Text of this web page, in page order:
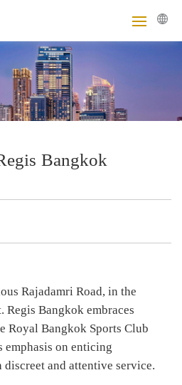
Bangkok
Rajadamri Road, in the
Regis Bangkok embraces
Royal Bangkok Sports Club
on enticing
and attentive service.